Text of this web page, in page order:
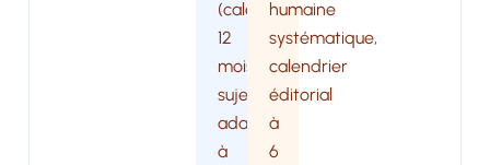
(calendrier
12
mois,
sujets
adaptés
à
humaine
systématique,
calendrier
éditorial
à
6